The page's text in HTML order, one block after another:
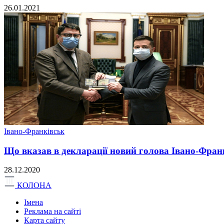
26.01.2021
Івано-Франківськ
Що вказав в декларації новий голова Івано-
28.12.2020
КОЛОНА
Імена
Реклама на сайті
Карта сайту